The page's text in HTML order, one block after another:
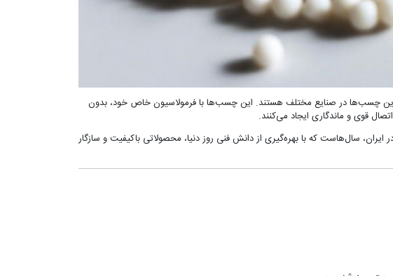
چسب‌ها در صنایع مختلف هستند. این چسب‌ها با فرمولاسیون خاص خود، بدون
قوی و ماندگاری ایجاد می‌کنند.
سال‌هاست که با بهره‌گیری از دانش فنی روز دنیا، محصولاتی باکیفیت و سازگار